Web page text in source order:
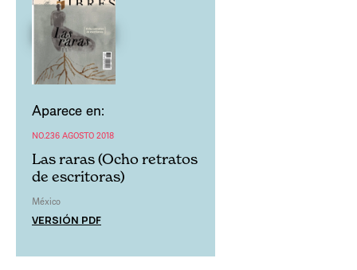
Aparece en:
NO.236 AGOSTO 2018
Las raras (Ocho retratos
de escritoras)
México
VERSIÓN PDF